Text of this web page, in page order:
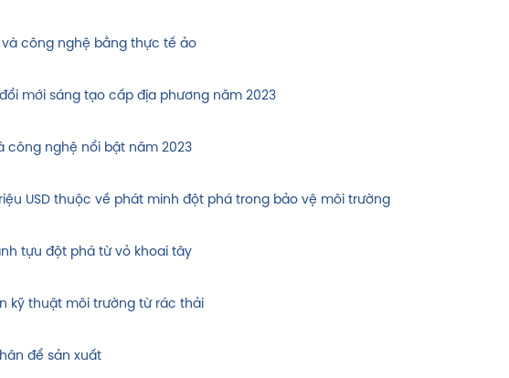
công nghệ bằng thực tế ảo
mới sáng tạo cấp địa phương năm 2023
công nghệ nổi bật năm 2023
USD thuộc về phát minh đột phá trong bảo vệ môi trường
tựu đột phá từ vỏ khoai tây
kỹ thuật môi trường từ rác thải
để sản xuất